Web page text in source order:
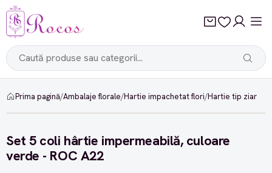
Prima pagină/Ambalaje florale/Hartie impachetat flori/Hartie tip ziar
Set 5 coli hârtie impermeabilă, culoare
verde - ROC A22